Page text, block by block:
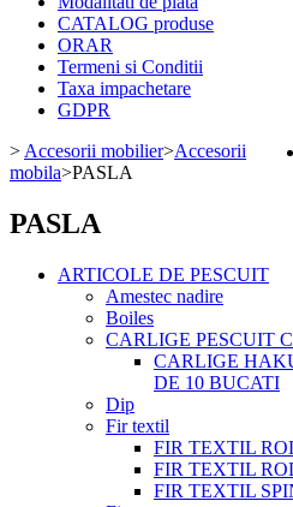
CATALOG produse
ORAR
Termeni si Conditii
Taxa impachetare
GDPR
> Accesorii mobilier>Accesorii
mobila>PASLA
PASLA
ARTICOLE DE PESCUIT
Amestec nadire
Boiles
CARLIGE PESCUIT
CARLIGE
DE 10 BUCATI
Dip
Fir textil
FIR TEXTIL
FIR TEXTIL
FIR TEXTIL